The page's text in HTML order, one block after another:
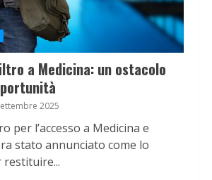
a Medicina: un ostacolo
2025
per l’accesso a Medicina e
stato annunciato come lo